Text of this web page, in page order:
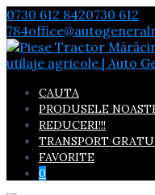
Skip
to
content
0730 612 8420730 612
784
CAUTA
PRODUSELE
REDUCERI!!!
TRANSPORT
FAVORITE
0